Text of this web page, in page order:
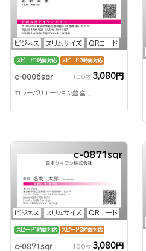
ビジネス スリムサイズ QRコード
スピード1時間対応 スピード3時間対応
c-0006sqr 100枚 3,080円
カラーバリエーション豊富！
ビジネス スリムサイズ QRコード
c-0871sqr
スピード1時間対応 スピード3時間対応
c-0871sqr 100枚 3,080円